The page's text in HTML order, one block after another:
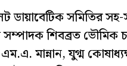
ডায়াবেটিক সমিতির
সম্পাদক শিবব্রত ভৌমিক
মান্নান, যুগ্ম